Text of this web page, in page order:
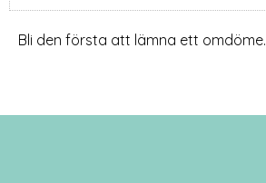
Bli den första att lämna ett omdöme.